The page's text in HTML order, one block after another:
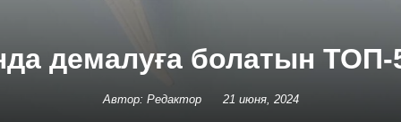
демалуға болатын
Автор: Редактор 21 июня, 2024